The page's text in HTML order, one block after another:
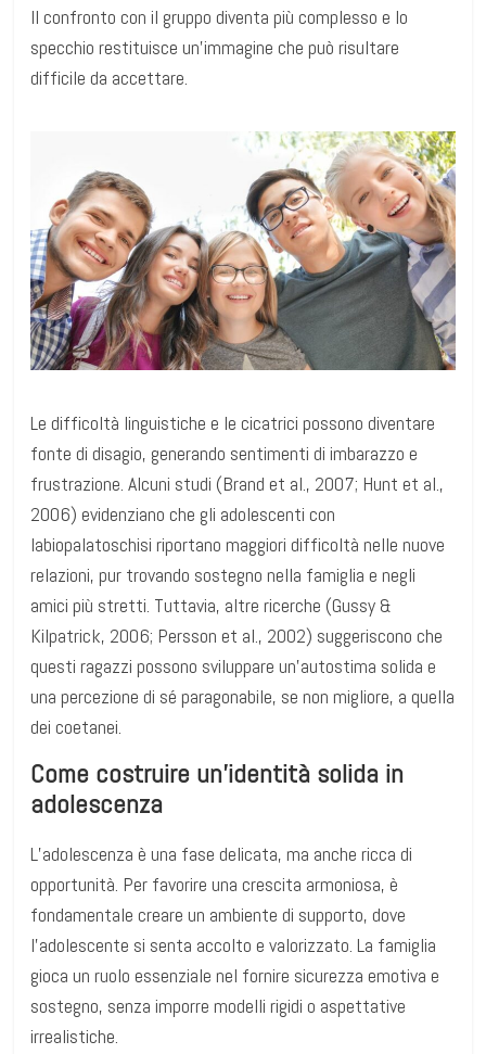
Il confronto con il gruppo diventa più complesso e lo
specchio restituisce un’immagine che può risultare
difficile da accettare.
Le difficoltà linguistiche e le cicatrici possono diventare
fonte di disagio, generando sentimenti di imbarazzo e
frustrazione. Alcuni studi (Brand et al., 2007; Hunt et al.,
2006) evidenziano che gli adolescenti con
labiopalatoschisi riportano maggiori difficoltà nelle nuove
relazioni, pur trovando sostegno nella famiglia e negli
amici più stretti. Tuttavia, altre ricerche (Gussy &
Kilpatrick, 2006; Persson et al., 2002) suggeriscono che
questi ragazzi possono sviluppare un’autostima solida e
una percezione di sé paragonabile, se non migliore, a quella
dei coetanei.
Come costruire un’identità solida in
adolescenza
L’adolescenza è una fase delicata, ma anche ricca di
opportunità. Per favorire una crescita armoniosa, è
fondamentale creare un ambiente di supporto, dove
l’adolescente si senta accolto e valorizzato. La famiglia
gioca un ruolo essenziale nel fornire sicurezza emotiva e
sostegno, senza imporre modelli rigidi o aspettative
irrealistiche.